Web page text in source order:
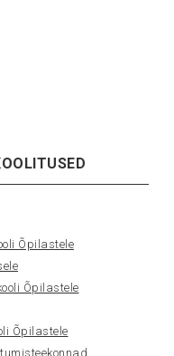
Õpilastele
Õpilastele
Õpilastele